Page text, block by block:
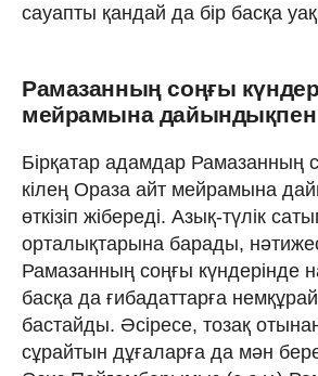
сауапты қандай да бір басқа
Рамазанның соңғы
мейрамына дайындықпен
Бірқатар адамдар Рамазанның
кілең Ораза айт мейрамына
өткізіп жібереді. Азық-түлік
орталықтарына барады,
Рамазанның соңғы күндерінде
басқа да ғибадаттарға
бастайды. Әсіресе, тозақ
сұрайтын дұғаларға да мән